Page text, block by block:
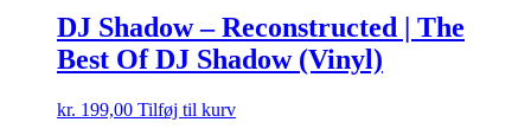
DJ Shadow – Reconstructed | The
Best Of DJ Shadow (Vinyl)
kr. 199,00 Tilføj til kurv